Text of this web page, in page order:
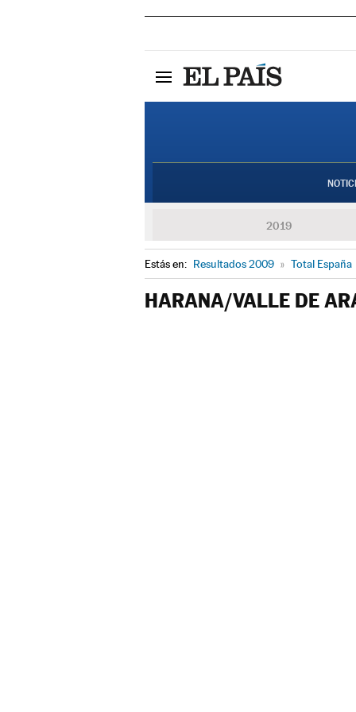
2019
Estás en: Resultados 2009 » Total España
HARANA/VALLE DE